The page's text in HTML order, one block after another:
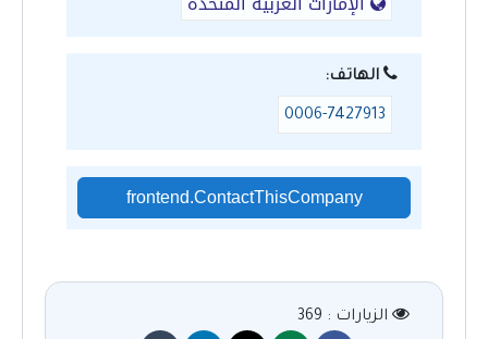
الهاتف:
0006-7427913
frontend.ContactThisCompany
الزيارات : 369